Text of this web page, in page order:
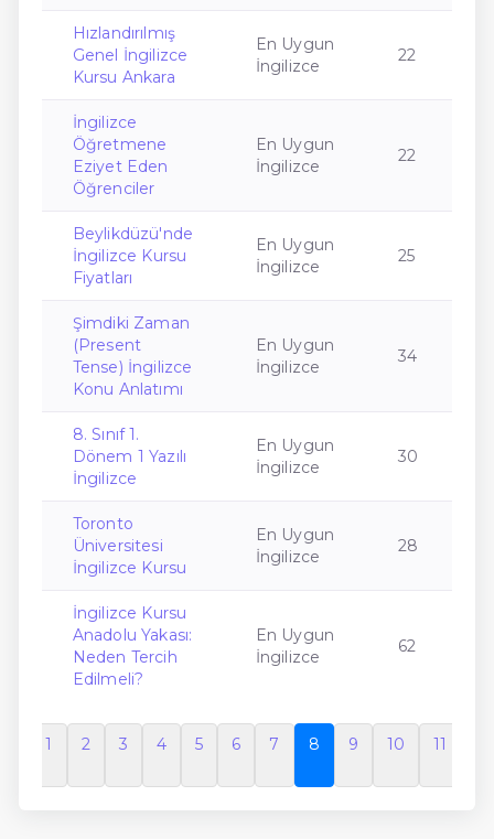
Hızlandırılmış
Genel İngilizce
Kursu Ankara
En Uygun
İngilizce
22
İngilizce
Öğretmene
Eziyet Eden
Öğrenciler
En Uygun
İngilizce
22
Beylikdüzü'nde
İngilizce Kursu
Fiyatları
En Uygun
İngilizce
25
Şimdiki Zaman
(Present
Tense) İngilizce
Konu Anlatımı
En Uygun
İngilizce
34
8. Sınıf 1.
Dönem 1 Yazılı
İngilizce
En Uygun
İngilizce
30
Toronto
Üniversitesi
İngilizce Kursu
En Uygun
İngilizce
28
İngilizce Kursu
Anadolu Yakası:
Neden Tercih
Edilmeli?
En Uygun
İngilizce
62
1 2 3 4 5 6 7 8 9 10 11